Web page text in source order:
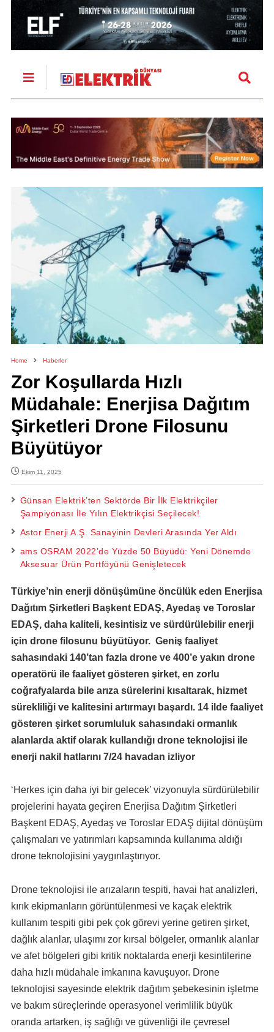
Home Haberler
Zor Koşullarda Hızlı
Müdahale: Enerjisa Dağıtım
Şirketleri Drone Filosunu
Büyütüyor
Ekim 11, 2025
Günsan Elektrik’ten Sektörde Bir İlk Elektrikçiler
Şampiyonası İle Yılın Elektrikçisi Seçilecek!
Astor Enerji A.Ş. Sanayinin Devleri Arasında Yer Aldı
ams OSRAM 2022’de Yüzde 50 Büyüdü: Yeni Dönemde
Aksesuar Ürün Portföyünü Genişletecek
Türkiye’nin enerji dönüşümüne öncülük eden Enerjisa
Dağıtım Şirketleri Başkent EDAŞ, Ayedaş ve Toroslar
EDAŞ, daha kaliteli, kesintisiz ve sürdürülebilir enerji
için drone filosunu büyütüyor. Geniş faaliyet
sahasındaki 140’tan fazla drone ve 400’e yakın drone
operatörü ile faaliyet gösteren şirket, en zorlu
coğrafyalarda bile arıza sürelerini kısaltarak, hizmet
sürekliliği ve kalitesini artırmayı başardı. 14 ilde faaliyet
gösteren şirket sorumluluk sahasındaki ormanlık
alanlarda aktif olarak kullandığı drone teknolojisi ile
enerji nakil hatlarını 7/24 havadan izliyor
‘Herkes için daha iyi bir gelecek’ vizyonuyla sürdürülebilir
projelerini hayata geçiren Enerjisa Dağıtım Şirketleri
Başkent EDAŞ, Ayedaş ve Toroslar EDAŞ dijital dönüşüm
çalışmaları ve yatırımları kapsamında kullanıma aldığı
drone teknolojisini yaygınlaştırıyor.
Drone teknolojisi ile arızaların tespiti, havai hat analizleri,
kırık ekipmanların görüntülenmesi ve kaçak elektrik
kullanım tespiti gibi pek çok görevi yerine getiren şirket,
dağlık alanlar, ulaşımı zor kırsal bölgeler, ormanlık alanlar
ve afet bölgeleri gibi kritik noktalarda enerji kesintilerine
daha hızlı müdahale imkanına kavuşuyor. Drone
teknolojisi sayesinde elektrik dağıtım şebekesinin işletme
ve bakım süreçlerinde operasyonel verimlilik büyük
oranda artarken, iş sağlığı ve güvenliği ile çevresel